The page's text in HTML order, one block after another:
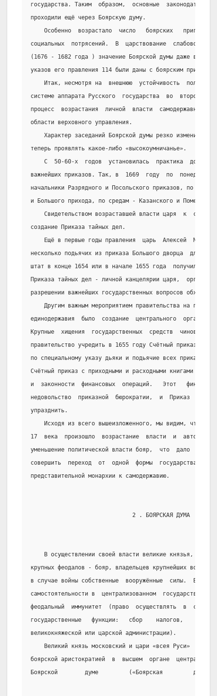
государства. Таким  образом,  основные
проходили ещё через Боярскую думу.
Особенно  возрастало  число   боярских
социальных  потрясений.  В  царствование
(1676 - 1682 года ) значение Боярской думы даже
указов его правления 114 были даны с боярским
Итак, несмотря на  внешнюю  устойчивость
системе аппарата Русского  государства  во  второй
процесс  возрастания  личной  власти  самодержавного
области верховного управления.
Характер заседаний Боярской думы резко изменился.
теперь проявлять какое-либо «высокоумничанье».
С  50-60-х  годов  установилась  практика
важнейших приказов. Так, в  1669  году  по
начальники Разрядного и Посольского приказов, по
и Большого прихода, по средам - Казанского и
Свидетельством возраставшей власти царя  к
создание Приказа тайных дел.
Ещё в первые годы правления  царь  Алексей
несколько подьячих из приказа Большого дворца  для
штат в конце 1654 или в начале 1655 года  получил
Приказа тайных дел - личной канцелярии царя,  органа,
разрешении важнейших государственных вопросов
Другим важным мероприятием правительства на пути
единодержавия  было  создание  центрального  органа
Крупные  хищения  государственных  средств
правительство учредить в 1655 году Счётный приказ.
по специальному указу дьяки и подьячие всех приказов
Счётный приказ с приходными и расходными книгами для
и  законности  финансовых  операций.   Этот
недовольство  приказной  бюрократии,  и  Приказ   в
упразднить.
Исходя из всего вышеизложенного, мы видим, что с
17  века  произошло  возрастание  власти  и
уменьшение политической власти бояр,  что  дало
совершить  переход  от  одной  формы  государства  к
представительной монархии к самодержавию.
                              2 . БОЯРСКАЯ ДУМА
В осуществлении своей власти великие князья, а
крупных феодалов - бояр, владельцев крупнейших вотчин,
в случае войны собственные  вооружённые  силы.
самостоятельности в  централизованном  государстве
феодальный  иммунитет  (право  осуществлять  в  своих
государственные   функции:   сбор    налогов,    суд
великокняжеской или царской администрации).
Великий князь московский и цари «всея Руси»
боярской аристократией  в  высшем  органе
Боярской        думе         («Боярская